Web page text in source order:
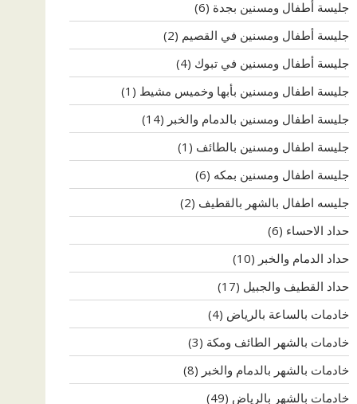
جليسة أطفال ومسنين بجدة (6)
جليسة أطفال ومسنين في القصيم (2)
جليسة أطفال ومسنين في تبوك (4)
جليسة اطفال ومسنين بأبها وخميس مشيط (1)
جليسة اطفال ومسنين بالدمام والخبر (14)
جليسة اطفال ومسنين بالطائف (1)
جليسة اطفال ومسنين بمكه (6)
جليسه اطفال بالشهر بالقطيف (2)
حداد الاحساء (6)
حداد الدمام والخبر (10)
حداد القطيف والجبيل (17)
خادمات بالساعة بالرياض (4)
خادمات بالشهر الطائف ومكة (3)
خادمات بالشهر بالدمام والخبر (8)
خادمات بالشهر بالرياض (49)